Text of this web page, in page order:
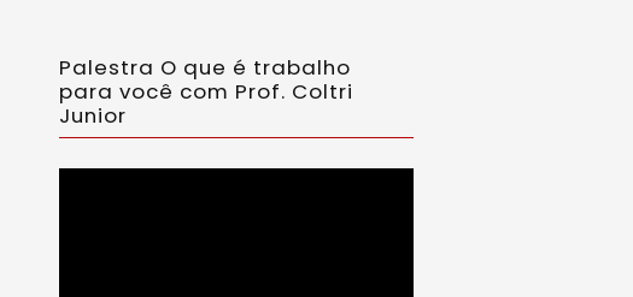
Palestra O que é trabalho
para você com Prof. Coltri
Junior